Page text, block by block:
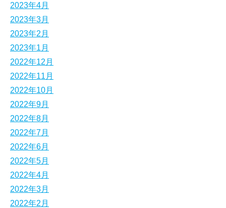
2023年4月
2023年3月
2023年2月
2023年1月
2022年12月
2022年11月
2022年10月
2022年9月
2022年8月
2022年7月
2022年6月
2022年5月
2022年4月
2022年3月
2022年2月